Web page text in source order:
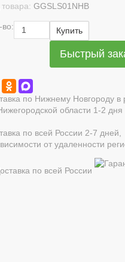
GGSLS01NHB
во: Купить
Быстрый
по Нижнему Новгороду в
области 1-2 дня
по всей России 2-7 дней,
от удаленности